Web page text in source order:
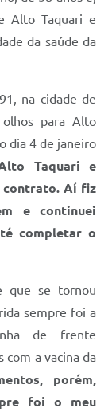
Alto Taquari e
da saúde da
na cidade de
para Alto
dia 4 de janeiro
Taquari e
contrato. Aí fiz
e continuei
completar o
que se tornou
sempre foi a
de frente
com a vacina da
porém,
foi o meu